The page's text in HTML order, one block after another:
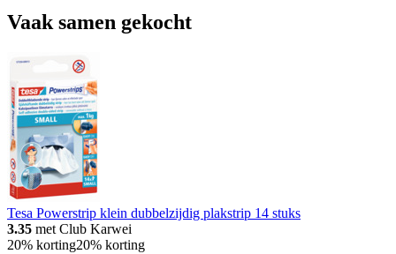
Vaak samen gekocht
Tesa Powerstrip klein dubbelzijdig plakstrip 14 stuks
3.35 met Club Karwei
20% korting20% korting